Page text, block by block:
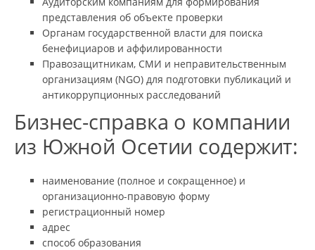
представления об объекте проверки
Органам государственной власти для поиска
бенефициаров и аффилированности
Правозащитникам, СМИ и неправительственным
организациям (NGO) для подготовки публикаций и
антикоррупционных расследований
Бизнес-справка о компании
из Южной Осетии содержит:
наименование (полное и сокращенное) и
организационно-правовую форму
регистрационный номер
адрес
способ образования